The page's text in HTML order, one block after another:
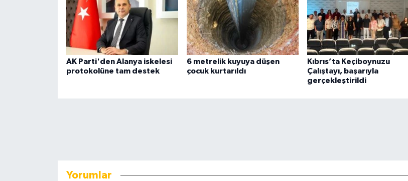
AK Parti'den Alanya iskelesi
protokolüne tam destek
6 metrelik kuyuya düşen
çocuk kurtarıldı
Kıbrıs’ta Keçiboynuzu
Çalıştayı, başarıyla
gerçekleştirildi
Yorumlar